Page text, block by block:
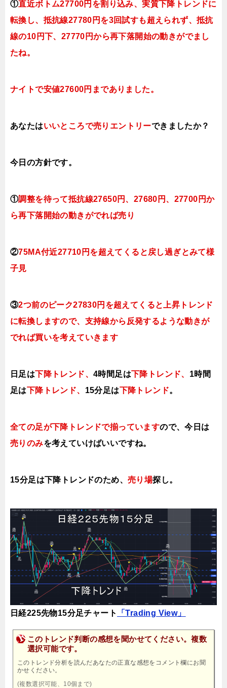
①直近ボトム27700円を割り込み、実質下降トレンドに
転換し、抵抗線27780円を3回試すも超えられず、抵抗
線の10円下、27770円から再下落開始の動きがでまし
たね。
ナイトで安値27600円までありました。
あなたはいいところで売りエントリーできましたか？
今日の方針です。
①調整を待って抵抗線27650円、27680円、27700円か
ら再下落開始の動きがでれば売り
②75MA付近27710円を超えてくると戻し過ぎとみて様
子見
③2つ前のピーク27830円を超えてくると上昇トレンド
に転換しますので、支持線から反発するような動きが
でれば買いを考えていきます
日足は下降トレンド、4時間足は下降トレンド、 1時間
足は下降トレンド、 15分足は下降トレンド。
全ての足が下降トレンドで揃っていますので、今日は
売りのみを考えていけばいいですね。
15分足は下降トレンドのため、 売り場探し。
日経225先物15分足チャート 「Trading View」
このトレンド判断の感想を聞かせてください。複数
選択可能です。
このトレンド分析を読んだあなたの正直な感想をコメント欄にお聞
かせください。
(複数選択可能、10個まで)